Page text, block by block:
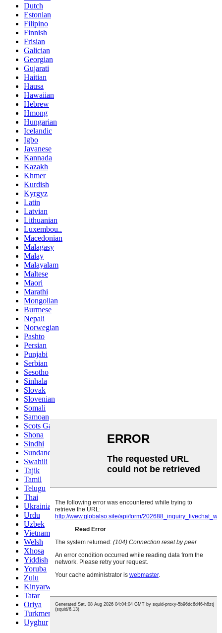
Dutch
Estonian
Filipino
Finnish
Frisian
Galician
Georgian
Gujarati
Haitian
Hausa
Hawaiian
Hebrew
Hmong
Hungarian
Icelandic
Igbo
Javanese
Kannada
Kazakh
Khmer
Kurdish
Kyrgyz
Latin
Latvian
Lithuanian
Luxembou..
Macedonian
Malagasy
Malay
Malayalam
Maltese
Maori
Marathi
Mongolian
Burmese
Nepali
Norwegian
Pashto
Persian
Punjabi
Serbian
Sesotho
Sinhala
Slovak
Slovenian
Somali
Samoan
Scots Gaelic
Shona
Sindhi
Sundanese
Swahili
Tajik
Tamil
Telugu
Thai
Ukrainian
Urdu
Uzbek
Vietnamese
Welsh
Xhosa
Yiddish
Yoruba
Zulu
Kinyarwanda
Tatar
Oriya
Turkmen
Uyghur